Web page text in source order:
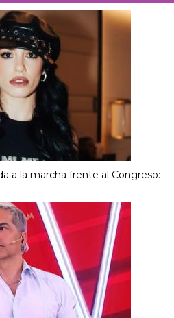
a la marcha frente al Congreso: